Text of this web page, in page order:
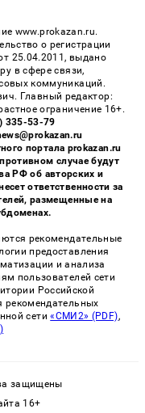
www.prokazan.ru.
о регистрации
25.04.2011, выдано
в сфере связи,
коммуникаций.
Главный редактор:
ограничение 16+.
335-53-79
портала prokazan.ru
случае будут
РФ об авторских и
ответственности за
размещенные на
рекомендательные
предоставления
и анализа
пользователей сети
Российской
рекомендательных
сети«СМИ2» (PDF),
защищены
16+